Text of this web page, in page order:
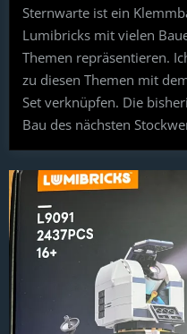
Sternwarte ist ein
Lumibricks mit vielen
Themen repräsentieren.
zu diesen Themen mit
Set verknüpfen. Die
Bau des nächsten